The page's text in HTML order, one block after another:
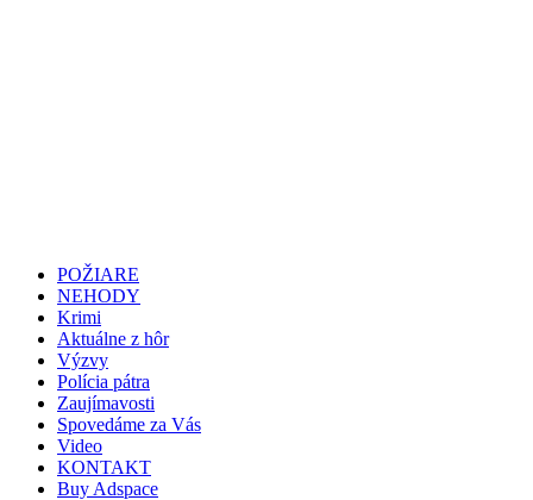
POŽIARE
NEHODY
Krimi
Aktuálne z hôr
Výzvy
Polícia pátra
Zaujímavosti
Spovedáme za Vás
Video
KONTAKT
Buy Adspace